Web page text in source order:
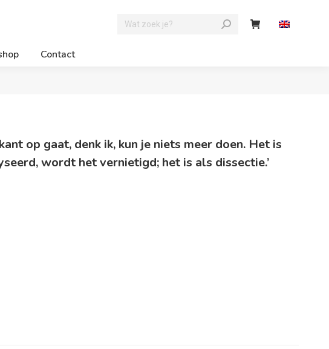
Contact
op gaat, denk ik, kun je niets meer doen. Het is
wordt het vernietigd; het is als dissectie.’